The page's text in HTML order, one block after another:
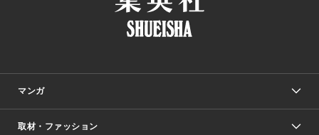
マンガ
少年マンガ
取材・ファッション